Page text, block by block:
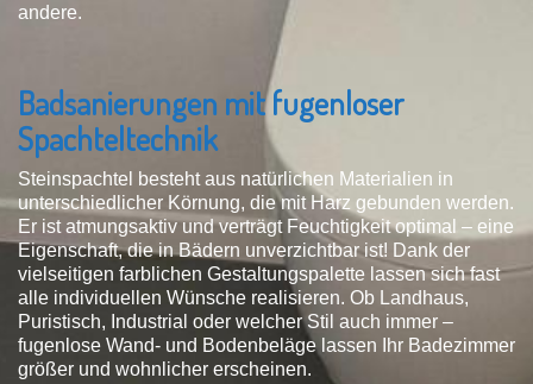
andere.
Badsanierungen mit fugenloser
Spachteltechnik
Steinspachtel besteht aus natürlichen Materialien in
unterschiedlicher Körnung, die mit Harz gebunden werden.
Er ist atmungsaktiv und verträgt Feuchtigkeit optimal – eine
Eigenschaft, die in Bädern unverzichtbar ist! Dank der
vielseitigen farblichen Gestaltungspalette lassen sich fast
alle individuellen Wünsche realisieren. Ob Landhaus,
Puristisch, Industrial oder welcher Stil auch immer –
fugenlose Wand- und Bodenbeläge lassen Ihr Badezimmer
größer und wohnlicher erscheinen.